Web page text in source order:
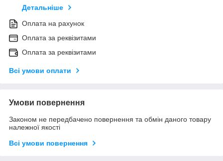
Детальніше
Оплата на рахунок
Оплата за реквізитами
Оплата за реквізитами
Всі умови оплати
Умови повернення
Законом не передбачено повернення та обмін даного товару
належної якості
Всі умови повернення